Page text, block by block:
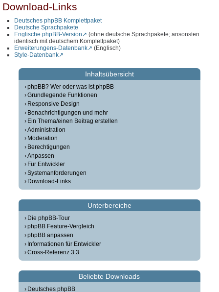
Download-Links
Deutsches phpBB Komplettpaket
Deutsche Sprachpakete
Englische phpBB-Version
(ohne deutsche Sprachpakete; ansonsten
identisch mit deutschem Komplettpaket)
Erweiterungens-Datenbank
(Englisch)
Style-Datenbank
Inhaltsübersicht
phpBB? Wer oder was ist phpBB
Grundlegende Funktionen
Responsive Design
Benachrichtigungen und mehr
Ein Thema/einen Beitrag erstellen
Administration
Moderation
Berechtigungen
Anpassen
Für Entwickler
Systemanforderungen
Download-Links
Unterbereiche
Die phpBB-Tour
phpBB Feature-Vergleich
phpBB anpassen
Informationen für Entwickler
Cross-Referenz 3.3
Beliebte Downloads
Deutsches phpBB